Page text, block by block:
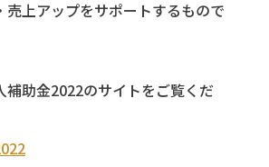
売上アップをサポートするもので
補助金2022のサイトをご覧くだ